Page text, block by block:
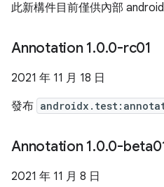
此新構件目前僅供內部
Annotation 1.0.0-rc01
2021 年 11 月 18 日
發布
Annotation 1.0.0-
2021 年 11 月 8 日